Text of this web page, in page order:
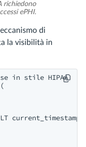
richiedono
ePHI.
di
la visibilità in
in stile HIPAA
current_timestamp,